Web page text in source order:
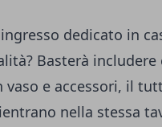
dedicato in
Basterà
vaso e accessori, il
nella stessa